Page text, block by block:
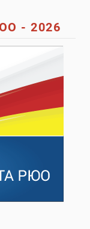
- 2026